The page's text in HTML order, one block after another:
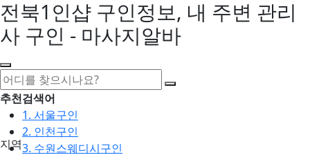
전북1인샵 구인정보, 내 주변 관리
사 구인 - 마사지알바
추천검색어
1. 서울구인
2. 인천구인
3. 수원스웨디시구인
지역